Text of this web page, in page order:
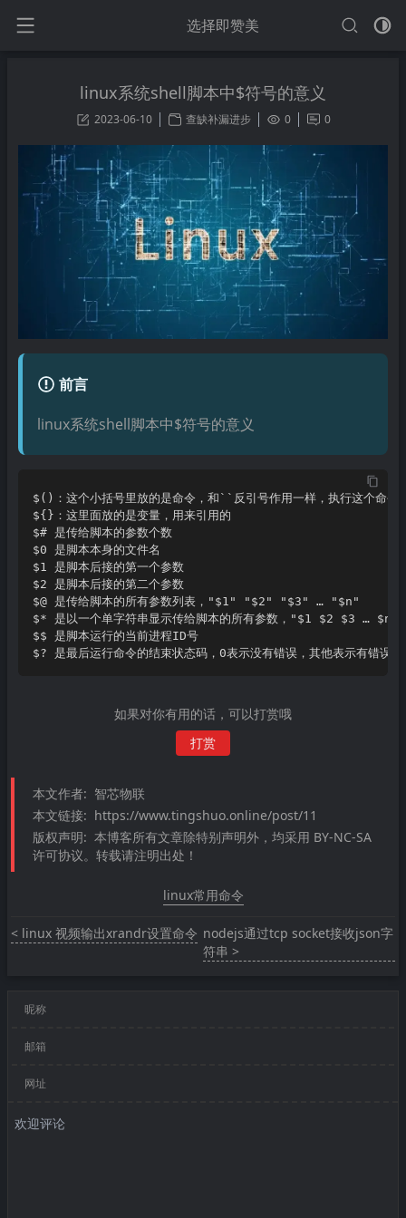
选择即赞美
linux系统shell脚本中$符号的意义
2023-06-10 查缺补漏进步 0 0
前言
linux系统shell脚本中$符号的意义
$? 是最后运行命令的结束状态码，0表示没有错误，其他表示有错误
如果对你有用的话，可以打赏哦
打赏
本文作者: 智芯物联
本文链接: https://www.tingshuo.online/post/11
版权声明: 本博客所有文章除特别声明外，均采用 BY-NC-SA
许可协议。转载请注明出处！
linux常用命令
< linux 视频输出xrandr设置命令 nodejs通过tcp socket接收json字
符串 >
昵称
邮箱
网址